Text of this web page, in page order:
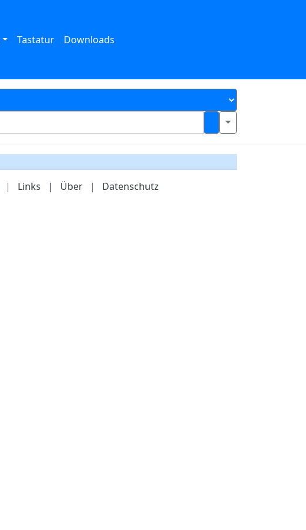
Tastatur Downloads
| Links | Über | Datenschutz